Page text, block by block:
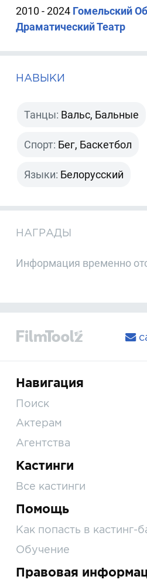
2010 - 2024 Гомельский
Драматический Театр
НАВЫКИ
Танцы: Вальс, Бальные
Спорт: Бег, Баскетбол
Языки: Белорусский
НАГРАДЫ
Информация временно
Навигация
Поиск
Актерам
Агентства
Кастинги
Все кастинги
Помощь
Как попасть в кастинг-
Обучение
Правовая